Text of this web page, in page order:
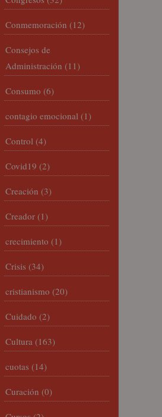
Conmemoración (12)
Consejos de
Administración (11)
Consumo (6)
contagio emocional (1)
Control (4)
Covid19 (2)
Creación (3)
Creador (1)
crecimiento (1)
Crisis (34)
cristianismo (20)
Cuidado (2)
Cultura (163)
cuotas (14)
Curación (0)